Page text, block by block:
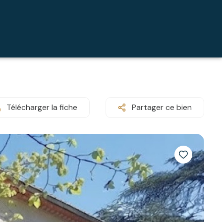
Télécharger la fiche Partager ce bien